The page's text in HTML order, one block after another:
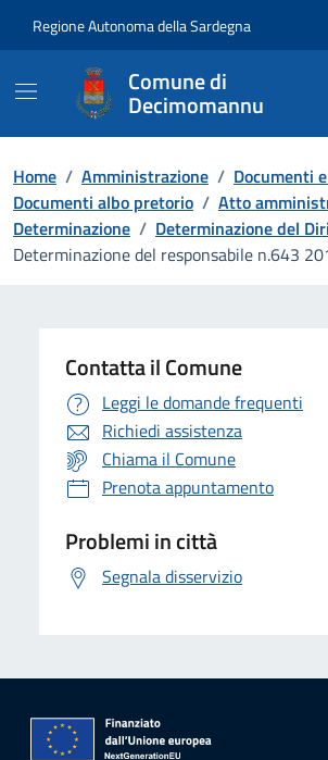
Regione Autonoma della Sardegna
Comune di
Decimomannu
Home / Amministrazione / Documenti
Documenti albo pretorio / Atto
Determinazione / Determinazione del
Determinazione del responsabile n.643
Contatta il Comune
Leggi le domande frequenti
Richiedi assistenza
Chiama il Comune
Prenota appuntamento
Problemi in città
Segnala disservizio